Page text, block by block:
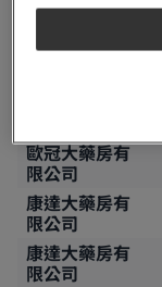
祥益西藥房
聯益中西藥房
歐冠大藥房有
限公司
康達大藥房有
限公司
康達大藥房有
限公司